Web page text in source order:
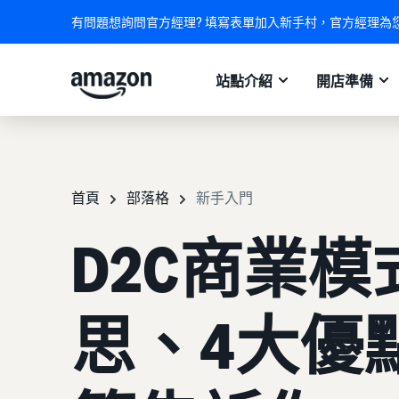
有問題想詢問官方經理? 填寫表單加入新手村，官方經理為
站點介紹 開店準備
首頁 部落格 新手入門
D2C商業模
思、4大優